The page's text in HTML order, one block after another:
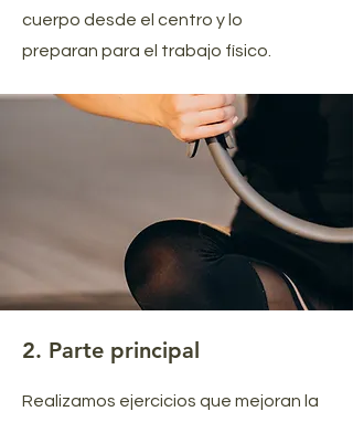
cuerpo desde el centro y lo
preparan para el trabajo físico.
2. Parte principal
Realizamos ejercicios que mejoran la